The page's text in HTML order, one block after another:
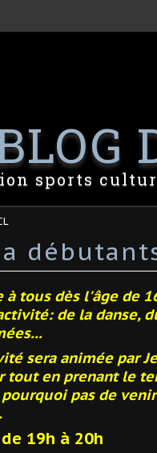
sports
à tous dès l'âge de
de la danse,
sera animée par
tout en prenant le
pourquoi pas de
19h à 20h